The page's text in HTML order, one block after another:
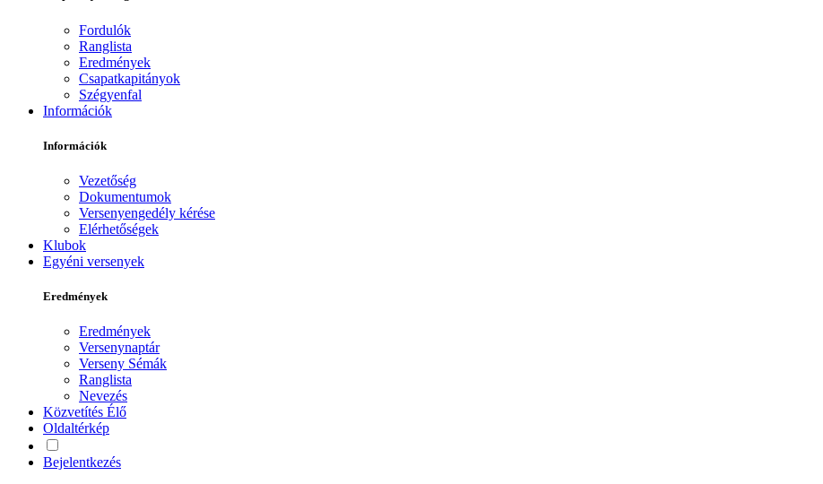
Fordulók
Ranglista
Eredmények
Csapatkapitányok
Szégyenfal
Információk
Információk
Vezetőség
Dokumentumok
Versenyengedély kérése
Elérhetőségek
Klubok
Egyéni versenyek
Eredmények
Eredmények
Versenynaptár
Verseny Sémák
Ranglista
Nevezés
Közvetítés Élő
Oldaltérkép
Bejelentkezés